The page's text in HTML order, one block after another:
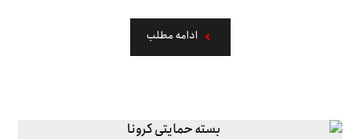
ادامه مطلب